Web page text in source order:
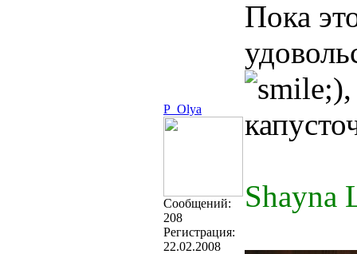
P_Olya
Cообщений:
208
Регистрация:
22.02.2008
Пока
Shayna